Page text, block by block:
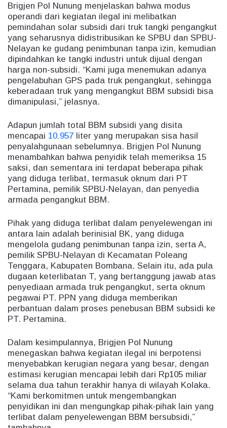
Brigjen Pol Nunung menjelaskan bahwa modus
operandi dari kegiatan ilegal ini melibatkan
pemindahan solar subsidi dari truk tangki pengangkut
yang seharusnya didistribusikan ke SPBU dan SPBU-
Nelayan ke gudang penimbunan tanpa izin, kemudian
dipindahkan ke tangki industri untuk dijual dengan
harga non-subsidi. “Kami juga menemukan adanya
pengelabuhan GPS pada truk pengangkut, sehingga
keberadaan truk yang mengangkut BBM subsidi bisa
dimanipulasi,” jelasnya.
Adapun jumlah total BBM subsidi yang disita
mencapai 10.957 liter yang merupakan sisa hasil
penyalahgunaan sebelumnya. Brigjen Pol Nunung
menambahkan bahwa penyidik telah memeriksa 15
saksi, dan sementara ini terdapat beberapa pihak
yang diduga terlibat, termasuk oknum dari PT
Pertamina, pemilik SPBU-Nelayan, dan penyedia
armada pengangkut BBM.
Pihak yang diduga terlibat dalam penyelewengan ini
antara lain adalah berinisial BK, yang diduga
mengelola gudang penimbunan tanpa izin, serta A,
pemilik SPBU-Nelayan di Kecamatan Poleang
Tenggara, Kabupaten Bombana. Selain itu, ada pula
dugaan keterlibatan T, yang bertanggung jawab atas
penyediaan armada truk pengangkut, serta oknum
pegawai PT. PPN yang diduga memberikan
perbantuan dalam proses penebusan BBM subsidi ke
PT. Pertamina.
Dalam kesimpulannya, Brigjen Pol Nunung
menegaskan bahwa kegiatan ilegal ini berpotensi
menyebabkan kerugian negara yang besar, dengan
estimasi kerugian mencapai lebih dari Rp105 miliar
selama dua tahun terakhir hanya di wilayah Kolaka.
“Kami berkomitmen untuk mengembangkan
penyidikan ini dan mengungkap pihak-pihak lain yang
terlibat dalam penyelewengan BBM bersubsidi,”